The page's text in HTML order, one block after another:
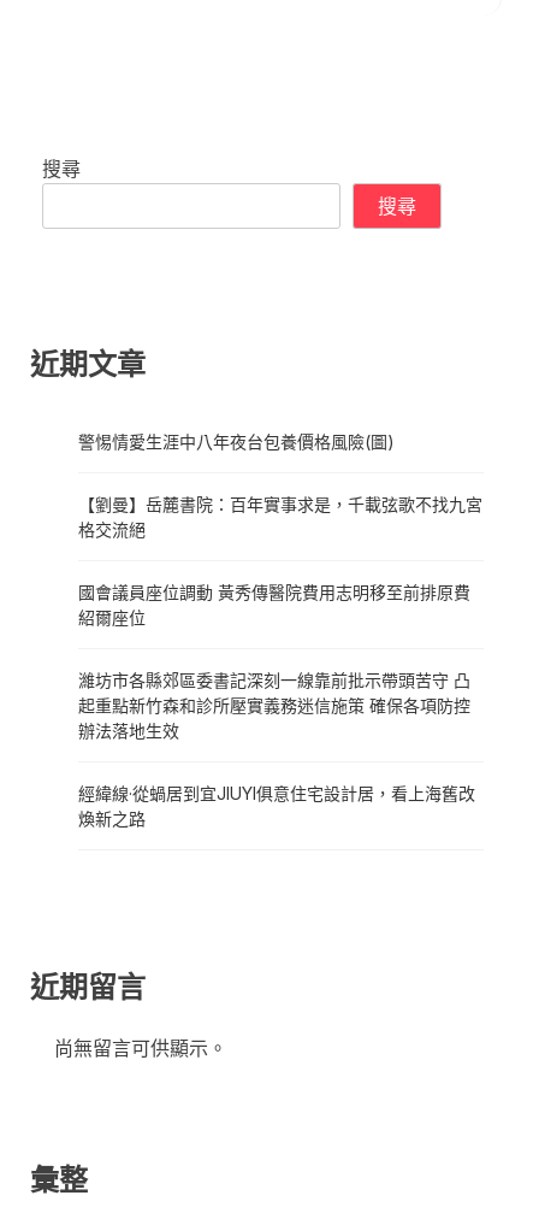
搜尋
搜尋
近期文章
警惕情愛生涯中八年夜台包養價格風險(圖)
【劉曼】岳麓書院：百年實事求是，千載弦歌不找九宮
格交流絕
國會議員座位調動 黃秀傳醫院費用志明移至前排原費
紹爾座位
濰坊市各縣郊區委書記深刻一線靠前批示帶頭苦守 凸
起重點新竹森和診所壓實義務迷信施策 確保各項防控
辦法落地生效
經緯線·從蝸居到宜JIUYI俱意住宅設計居，看上海舊改
煥新之路
近期留言
尚無留言可供顯示。
彙整